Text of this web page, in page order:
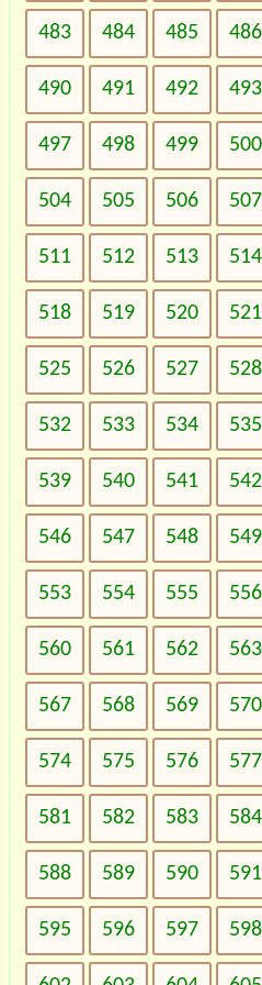
483 484 485 486
490 491 492 493
497 498 499 500
504 505 506 507
511 512 513 514
518 519 520 521
525 526 527 528
532 533 534 535
539 540 541 542
546 547 548 549
553 554 555 556
560 561 562 563
567 568 569 570
574 575 576 577
581 582 583 584
588 589 590 591
595 596 597 598